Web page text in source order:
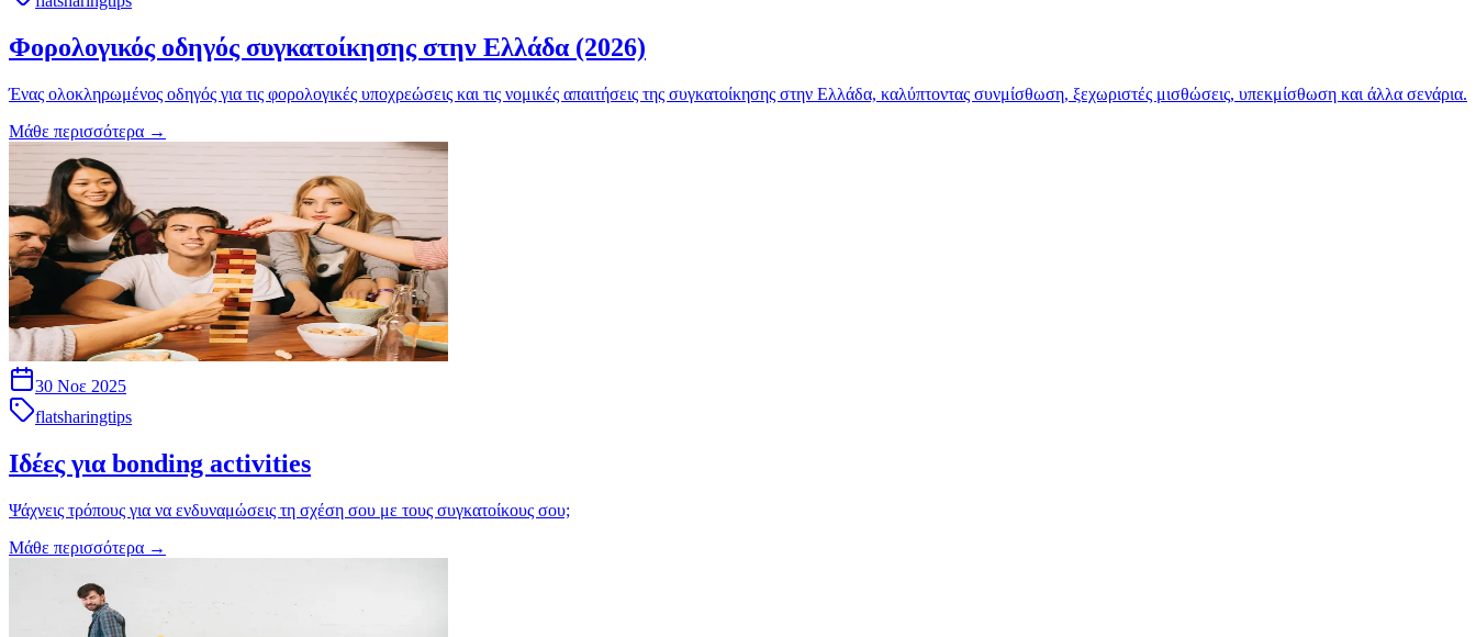
Φορολογικός οδηγός συγκατοίκησης στην Ελλάδα (2026)
Ένας ολοκληρωμένος οδηγός για τις φορολογικές υποχρεώσεις και τις νομικές απαιτήσεις της συγκατοίκησης στην Ελλάδα, καλύπτοντας συνμίσθωση, ξεχωριστές μισθώσεις, υπεκμίσθωση και άλλα σενάρια.
Μάθε περισσότερα →
30 Νοε 2025
flatsharingtips
Ιδέες για bonding activities
Ψάχνεις τρόπους για να ενδυναμώσεις τη σχέση σου με τους συγκατοίκους σου;
Μάθε περισσότερα →